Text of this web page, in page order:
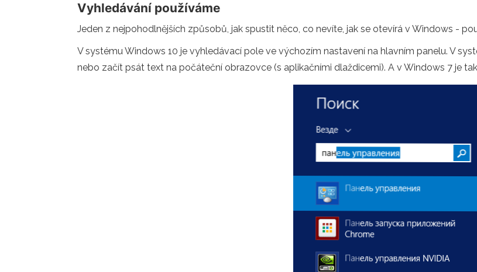
Vyhledávání používáme
Jeden z nejpohodlnějších způsobů, jak spustit něco, co nevíte, jak se otevírá v Windows -
V systému Windows 10 je vyhledávací pole ve výchozím nastavení na hlavním panelu. V
nebo začít psát text na počáteční obrazovce (s aplikačními dlaždicemi). A v Windows 7 je